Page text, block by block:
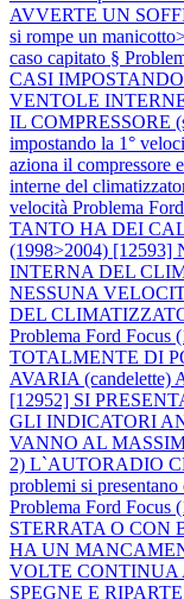
AVVERTE UN
si rompe un
caso capitato §
CASI
VENTOLE
IL COMPRESSORE
impostando la 1°
aziona il compressore
interne del
velocità Problema
TANTO HA DEI
(1998>2004)
INTERNA DEL
NESSUNA
DEL
Problema Ford
TOTALMENTE DI
AVARIA (candelette)
[12952] SI
GLI INDICATORI
VANNO AL
2) L`AUTORADIO
problemi si
Problema Ford
STERRATA O CON
HA UN
VOLTE CONTINUA
SPEGNE E